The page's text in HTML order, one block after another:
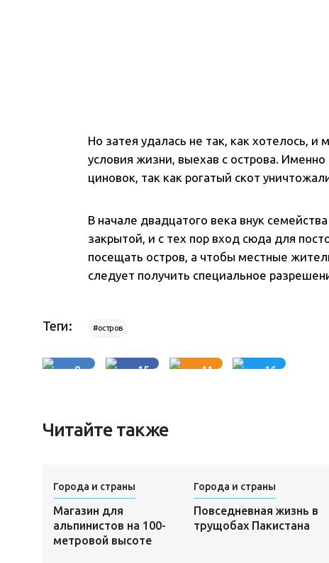
Но затея удалась не так, как хотелось,
условия жизни, выехав с острова.
циновок, так как рогатый скот
В начале двадцатого века внук
закрытой, и с тех пор вход сюда для
посещать остров, а чтобы местные
следует получить специальное
Теги: #остров
9 15 11 16
Читайте также
Города и страны
Магазин для
альпинистов на 100-
метровой высоте
Города и страны
Повседневная жизнь в
трущобах Пакистана